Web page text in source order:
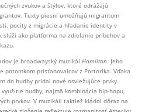
zvukov a štýlov, ktoré odrážajú
Texty piesní umožňujú migrantom
pocity z migrácie a hľadanie identity v
slúži ako platforma na zdieľanie príbehov a
je broadwayský muzikál Hamilton. Jeho
potomkom prisťahovalcov z Portorika. Vďaka
do hudby pridal nové osviežujúce prvky.
hudby, najmä kombinácia hip-hopu,
prvkov. V muzikáli taktiež kládol dôraz na